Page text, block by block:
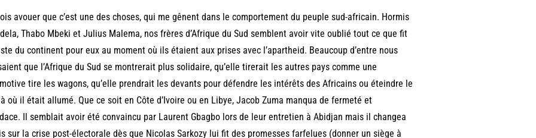
avouer que c’est une des choses, qui me gênent dans le comportement du peuple sud-africain. Hormis
Thabo Mbeki et Julius Malema, nos frères d’Afrique du Sud semblent avoir vite oublié tout ce que fit
du continent pour eux au moment où ils étaient aux prises avec l’apartheid. Beaucoup d’entre nous
que l’Afrique du Sud se montrerait plus solidaire, qu’elle tirerait les autres pays comme une
tire les wagons, qu’elle prendrait les devants pour défendre les intérêts des Africains ou éteindre le
où il était allumé. Que ce soit en Côte d’Ivoire ou en Libye, Jacob Zuma manqua de fermeté et
Il semblait avoir été convaincu par Laurent Gbagbo lors de leur entretien à Abidjan mais il changea
sur la crise post-électorale dès que Nicolas Sarkozy lui fit des promesses farfelues (donner un siège à